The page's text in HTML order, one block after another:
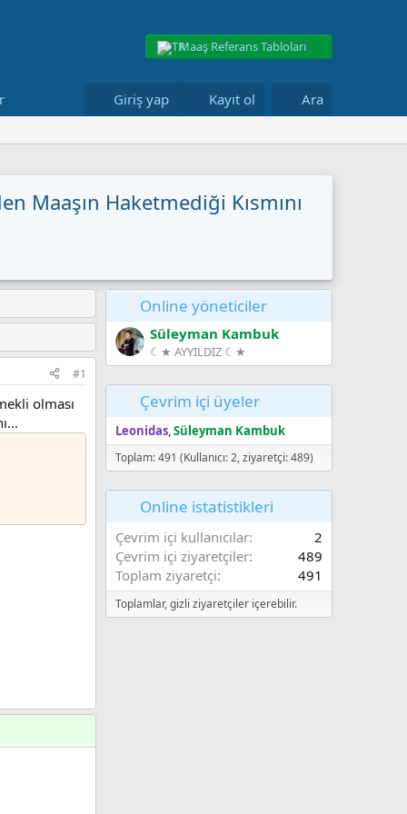
Maaş Referans Tabloları
Giriş yap Kayıt ol Ara
Maaşın Haketmedi̇ği̇ Kısmını
#1
olması
Online yöneticiler
Süleyman Kambuk
☾★ AYYILDIZ ☾★
Çevrim içi üyeler
Leonidas Süleyman Kambuk
Toplam: 491 (Kullanıcı: 2, ziyaretçi: 489)
Online istatistikleri
Çevrim içi kullanıcılar
2
Çevrim içi ziyaretçiler
489
Toplam ziyaretçi
491
Toplamlar, gizli ziyaretçiler içerebilir.